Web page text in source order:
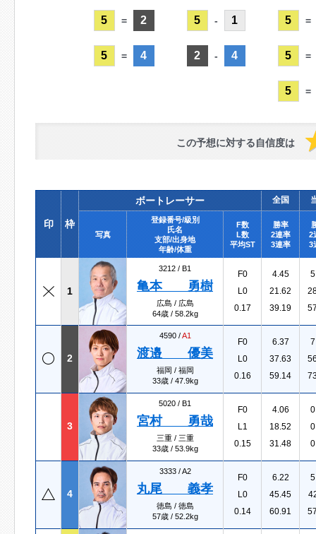
5 = 2
5 = 4
5 - 1
2 - 4
5 =
5 =
5 =
この予想に対する自信度は
印 枠
ボートレーサー 全国
写真
登録番号/級別
氏名
支部/出身地
年齢/体重
F数
L数
平均ST
勝率
2連率
3連率
2
3
1
3212 / B1
亀本 勇樹
広島 / 広島
64歳 / 58.2kg
F0
L0
0.17
4.45
21.62
39.19
2
4590 /A1
渡邉 優美
福岡 / 福岡
33歳 / 47.9kg
F0
L0
0.16
6.37
37.63
59.14
3
5020 / B1
宮村 勇哉
三重 / 三重
33歳 / 53.9kg
F0
L1
0.15
4.06
18.52
31.48
4
3333 /A2
丸尾 義孝
徳島 / 徳島
57歳 / 52.2kg
F0
L0
0.14
6.22
45.45
60.91